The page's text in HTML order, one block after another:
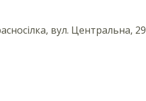
вул. Центральна, 29